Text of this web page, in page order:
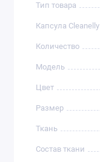
Тип товара
Капсула Cleanelly
Количество
Модель
Цвет
Размер
Ткань
Состав ткани